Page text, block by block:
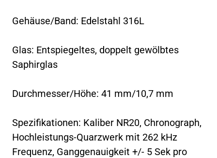
Gehäuse/Band: Edelstahl 316L
Glas: Entspiegeltes, doppelt gewölbtes
Saphirglas
Durchmesser/Höhe: 41 mm/10,7 mm
Spezifikationen: Kaliber NR20, Chronograph,
Hochleistungs-Quarzwerk mit 262 kHz
Frequenz, Ganggenauigkeit +/- 5 Sek pro